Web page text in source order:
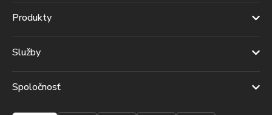
Produkty
Služby
Spoločnosť